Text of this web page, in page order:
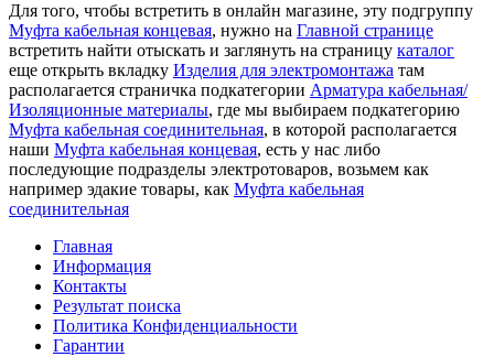
Для того, чтобы встретить в онлайн магазине, эту подгруппу
Муфта кабельная концевая, нужно на Главной странице
встретить найти отыскать и заглянуть на страницу каталог
еще открыть вкладку Изделия для электромонтажа там
располагается страничка подкатегории Арматура кабельная/
Изоляционные материалы, где мы выбираем подкатегорию
Муфта кабельная соединительная, в которой располагается
наши Муфта кабельная концевая, есть у нас либо
последующие подразделы электротоваров, возьмем как
например эдакие товары, как Муфта кабельная
соединительная
Главная
Информация
Контакты
Результат поиска
Политика Конфиденциальности
Гарантии